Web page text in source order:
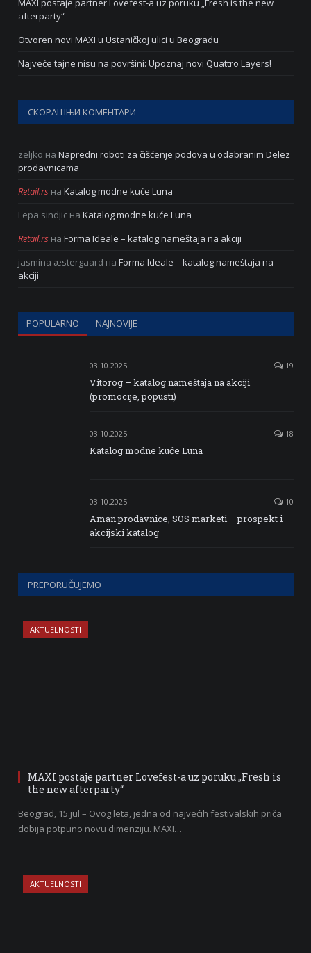
MAXI postaje partner Lovefest-a uz poruku „Fresh is the new
afterparty“
Otvoren novi MAXI u Ustaničkoj ulici u Beogradu
Najveće tajne nisu na površini: Upoznaj novi Quattro Layers!
СКОРАШЊИ КОМЕНТАРИ
zeljko на Napredni roboti za čišćenje podova u odabranim Delez
prodavnicama
Retail.rs на Katalog modne kuće Luna
Lepa sindjic на Katalog modne kuće Luna
Retail.rs на Forma Ideale – katalog nameštaja na akciji
jasmina æstergaard на Forma Ideale – katalog nameštaja na
akciji
POPULARNO NAJNOVIJE
03.10.2025 19
Vitorog – katalog nameštaja na akciji
(promocije, popusti)
03.10.2025 18
Katalog modne kuće Luna
03.10.2025 10
Aman prodavnice, SOS marketi – prospekt i
akcijski katalog
PREPORUČUJEMO
AKTUELNOSTI
MAXI postaje partner Lovefest-a uz poruku „Fresh is
the new afterparty“
Beograd, 15.jul – Ovog leta, jedna od najvećih festivalskih priča
dobija potpuno novu dimenziju. MAXI…
AKTUELNOSTI